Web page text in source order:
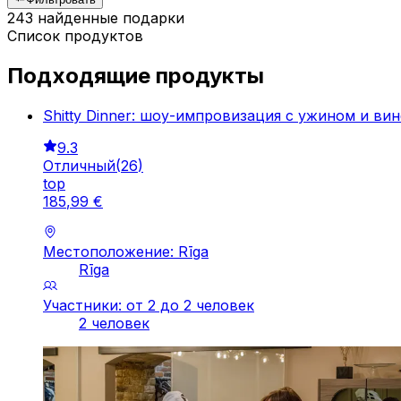
243 найденные подарки
Список продуктов
Подходящие продукты
Shitty Dinner: шоу-импровизация с ужином и
9.3
Отличный(26)
top
185,99 €
Местоположение: Rīga
Rīga
Участники: от 2 до 2 человек
2 человек